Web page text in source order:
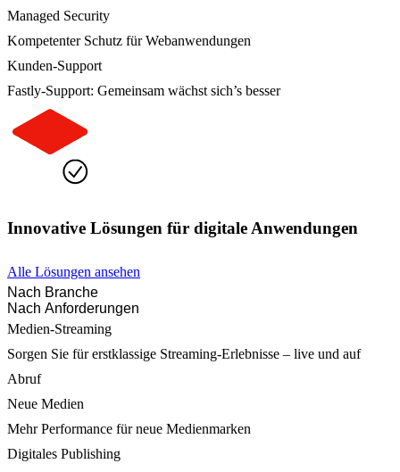
Managed Security
Kompetenter Schutz für Webanwendungen
Kunden-Support
Fastly-Support: Gemeinsam wächst sich’s besser
Innovative Lösungen für digitale Anwendungen
Alle Lösungen ansehen
Nach Branche
Nach Anforderungen
Medien-Streaming
Sorgen Sie für erstklassige Streaming-Erlebnisse – live und auf
Abruf
Neue Medien
Mehr Performance für neue Medienmarken
Digitales Publishing